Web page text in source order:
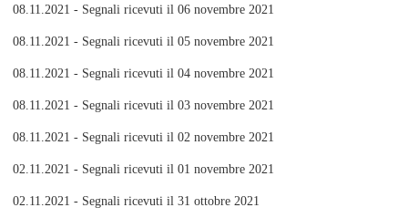
08.11.2021 - Segnali ricevuti il 06 novembre 2021
08.11.2021 - Segnali ricevuti il 05 novembre 2021
08.11.2021 - Segnali ricevuti il 04 novembre 2021
08.11.2021 - Segnali ricevuti il 03 novembre 2021
08.11.2021 - Segnali ricevuti il 02 novembre 2021
02.11.2021 - Segnali ricevuti il 01 novembre 2021
02.11.2021 - Segnali ricevuti il 31 ottobre 2021